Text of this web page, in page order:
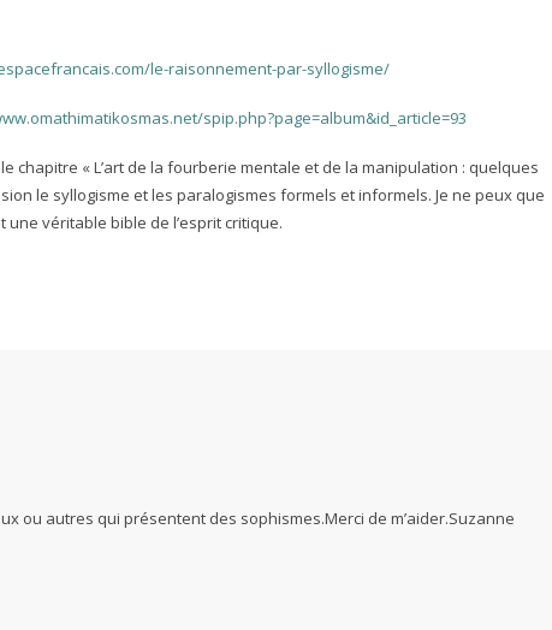
le-raisonnement-par-syllogisme/
spip.php?page=album&id_article=93
chapitre « L’art de la fourberie mentale et de la manipulation : quelques
le syllogisme et les paralogismes formels et informels. Je ne peux que
véritable bible de l’esprit critique.
ou autres qui présentent des sophismes.Merci de m’aider.Suzanne